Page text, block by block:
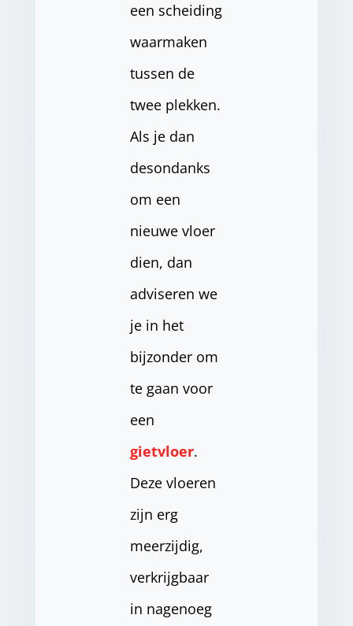
een scheiding
waarmaken
tussen de
twee plekken.
Als je dan
desondanks
om een
nieuwe vloer
dien, dan
adviseren we
je in het
bijzonder om
te gaan voor
een
gietvloer.
Deze vloeren
zijn erg
meerzijdig,
verkrijgbaar
in nagenoeg